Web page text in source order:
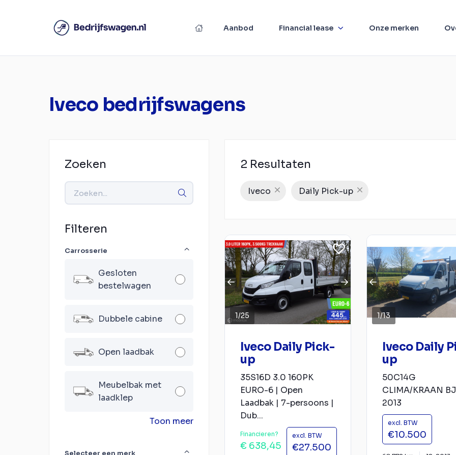
Aanbod Financial lease Onze merken
Iveco bedrijfswagens
Zoeken
Filteren
Carrosserie
Gesloten
bestelwagen
Dubbele cabine
Open laadbak
Meubelbak met
laadklep
Toon meer
Selecteer een merk
2 Resultaten
Iveco Daily Pick-up
1/25
Iveco Daily Pick-
up
35S16D 3.0 160PK
EURO-6 | Open
Laadbak | 7-persoons |
Dub...
Financieren?
€ 638,45
excl. BTW
€27.500
1/13
Iveco Daily
up
50C14G
CLIMA/KRAAN BJ
2013
excl. BTW
€10.500